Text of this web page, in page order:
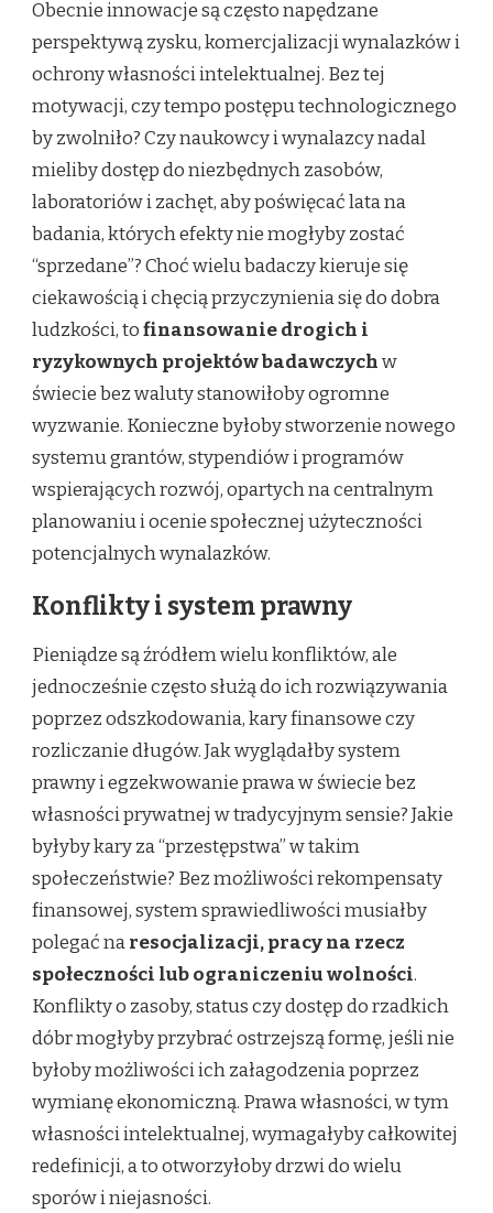
Obecnie innowacje są często napędzane
perspektywą zysku, komercjalizacji wynalazków i
ochrony własności intelektualnej. Bez tej
motywacji, czy tempo postępu technologicznego
by zwolniło? Czy naukowcy i wynalazcy nadal
mieliby dostęp do niezbędnych zasobów,
laboratoriów i zachęt, aby poświęcać lata na
badania, których efekty nie mogłyby zostać
“sprzedane”? Choć wielu badaczy kieruje się
ciekawością i chęcią przyczynienia się do dobra
ludzkości, tofinansowanie drogich i
ryzykownych projektów badawczychw
świecie bez waluty stanowiłoby ogromne
wyzwanie. Konieczne byłoby stworzenie nowego
systemu grantów, stypendiów i programów
wspierających rozwój, opartych na centralnym
planowaniu i ocenie społecznej użyteczności
potencjalnych wynalazków.
Konflikty i system prawny
Pieniądze są źródłem wielu konfliktów, ale
jednocześnie często służą do ich rozwiązywania
poprzez odszkodowania, kary finansowe czy
rozliczanie długów. Jak wyglądałby system
prawny i egzekwowanie prawa w świecie bez
własności prywatnej w tradycyjnym sensie? Jakie
byłyby kary za “przestępstwa” w takim
społeczeństwie? Bez możliwości rekompensaty
finansowej, system sprawiedliwości musiałby
polegać naresocjalizacji, pracy na rzecz
społeczności lub ograniczeniu wolności.
Konflikty o zasoby, status czy dostęp do rzadkich
dóbr mogłyby przybrać ostrzejszą formę, jeśli nie
byłoby możliwości ich załagodzenia poprzez
wymianę ekonomiczną. Prawa własności, w tym
własności intelektualnej, wymagałyby całkowitej
redefinicji, a to otworzyłoby drzwi do wielu
sporów i niejasności.